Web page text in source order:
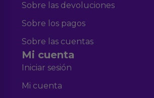
Sobre las devoluciones
Sobre los pagos
Sobre las cuentas
Mi cuenta
Iniciar sesión
Mi cuenta